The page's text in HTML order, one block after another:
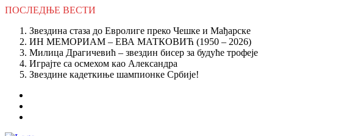
ПОСЛЕДЊЕ ВЕСТИ
Звездина стаза до Евролиге преко Чешке и Мађарске
ИН МЕМОРИАМ – ЕВА МАТКОВИЋ (1950 – 2026)
Милица Драгичевић – звездин бисер за будуће трофеје
Играјте са осмехом као Александра
Звездине кадеткиње шампионке Србије!